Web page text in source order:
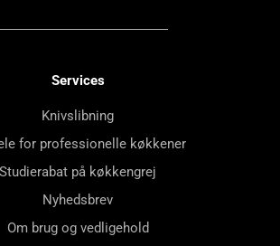
Services
Knivslibning
for professionelle køkkener
Studierabat på køkkengrej
Nyhedsbrev
Om brug og vedligehold